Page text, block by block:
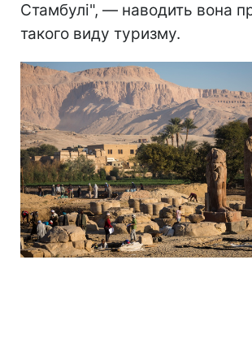
Стамбулі", — наводить вона
такого виду туризму.